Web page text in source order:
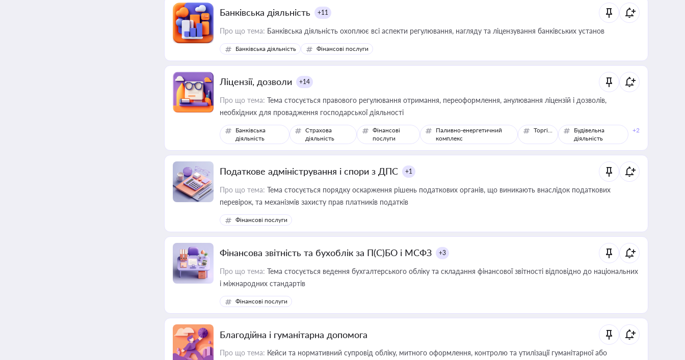
Банківська діяльність +11
Про що тема: Банківська діяльність охоплює всі аспекти регулювання, нагляду та ліцензування банківських установ
Банківська діяльність Фінансові послуги
Ліцензії, дозволи +14
Про що тема: Тема стосується правового регулювання отримання, переоформлення, анулювання ліцензій і дозволів,
необхідних для провадження господарської діяльності
Банківська
діяльність
Страхова
діяльність
Фінансові
послуги
Паливно-енергетичний
комплекс
Торгівля
Будівельна
діяльність
+2
Податкове адміністрування і спори з ДПС +1
Про що тема: Тема стосується порядку оскарження рішень податкових органів, що виникають внаслідок податкових
перевірок, та механізмів захисту прав платників податків
Фінансові послуги
Фінансова звітність та бухоблік за П(С)БО і МСФЗ +3
Про що тема: Тема стосується ведення бухгалтерського обліку та складання фінансової звітності відповідно до національних
і міжнародних стандартів
Фінансові послуги
Благодійна і гуманітарна допомога
Про що тема: Кейси та нормативний супровід обліку, митного оформлення, контролю та утилізації гуманітарної або